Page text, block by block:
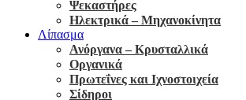
Ψεκαστήρες
Ηλεκτρικά – Μηχανοκίνητα
Λίπασμα
Ανόργανα – Κρυσταλλικά
Οργανικά
Πρωτεΐνες και Ιχνοστοιχεία
Σίδηροι